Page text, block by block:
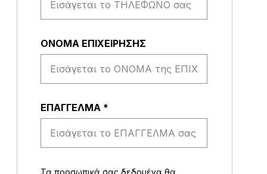
ΟΝΟΜΑ ΕΠΙΧΕΙΡΗΣΗΣ
EΠΑΓΓΕΛΜΑ *
Τα προσωπικά σας δεδομένα θα